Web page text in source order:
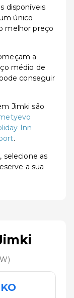
disponíveis
único
melhor preço
a
médio de
conseguir
Jimki são
Inn
.
, selecione as
a sua